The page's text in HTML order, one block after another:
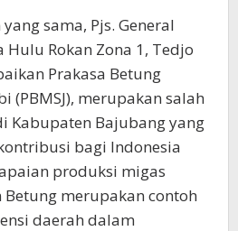
sama, Pjs. General
Rokan Zona 1, Tedjo
Prakasa Betung
(PBMSJ), merupakan salah
Kabupaten Bajubang yang
bagi Indonesia
produksi migas
Betung merupakan contoh
daerah dalam